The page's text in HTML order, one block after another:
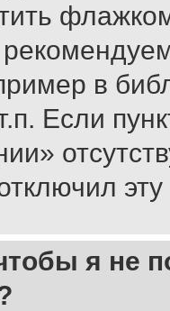
в
Если
я не